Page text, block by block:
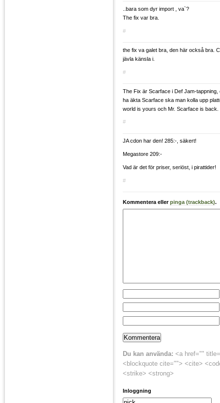
..bara som dyr import , va`?
The fix var bra.
#
the fix va galet bra, den här också bra.
jävla känsla i.
#
The Fix är Scarface i Def Jam-tappning,
ha äkta Scarface ska man kolla upp
world is yours och Mr. Scarface is back.
#
JA cdon har den! 285:-, säkert!
Megastore 209:-
Vad är det för priser, seriöst, i pirattider!
#
Kommentera ellerpinga (trackback).
Du kan använda: <a href=""
<blockquote cite=""> <cite>
<strike> <strong>
Inloggning